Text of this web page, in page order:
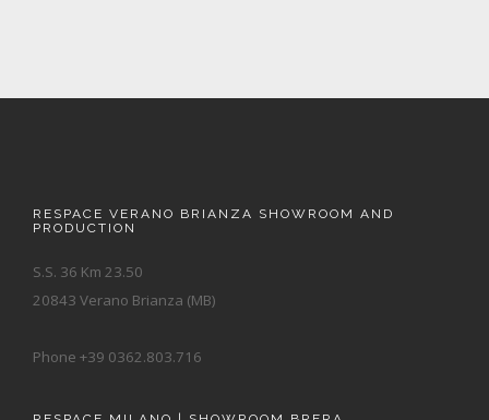
RESPACE VERANO BRIANZA SHOWROOM AND
PRODUCTION
S.S. 36 Km 23.50
20843 Verano Brianza (MB)
Phone +39 0362.803.716